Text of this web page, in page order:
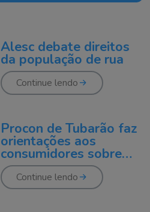
Alesc debate direitos
da população de rua
Continue lendo
Procon de Tubarão faz
orientações aos
consumidores sobre
seus direitos nas praias
Continue lendo